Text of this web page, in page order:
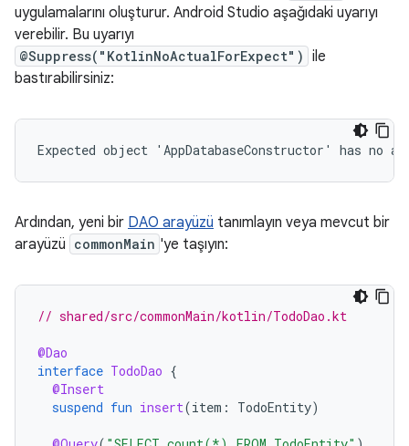
uygulamalarını oluşturur. Android Studio aşağıdaki uyarıyı
verebilir. Bu uyarıyı
@Suppress("KotlinNoActualForExpect") ile
bastırabilirsiniz:
Ardından, yeni bir DAO arayüzü tanımlayın veya mevcut bir
arayüzü commonMain 'ye taşıyın:
// shared/src/commonMain/kotlin/TodoDao.kt
@Dao
interface TodoDao {
@Insert
suspend fun insert(item : TodoEntity)